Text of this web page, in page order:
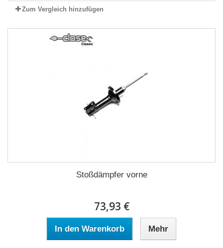
Zum Vergleich hinzufügen
Stoßdämpfer vorne
73,93 €
In den Warenkorb Mehr